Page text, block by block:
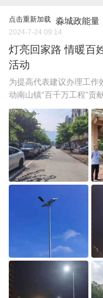
点击重新加载 淼城政能量
2024-7-24 09:14
灯亮回家路 情暖百
活动
为提高代表建议办理工作
动南山镇“百千万工程”贡